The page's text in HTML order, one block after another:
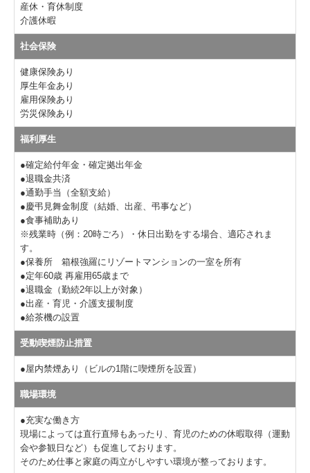
産休・育休制度
介護休暇
社会保険
健康保険あり
厚生年金あり
雇用保険あり
労災保険あり
福利厚生
●確定給付年金・確定拠出年金
●退職金共済
●通勤手当（全額支給）
●慶弔見舞金制度（結婚、出産、弔事など）
●食事補助あり
※残業時（例：20時ごろ）・休日出勤をする場合、適応されま
す。
●保養所 箱根強羅にリゾートマンションの一室を所有
●定年60歳 再雇用65歳まで
●退職金（勤続2年以上が対象）
●出産・育児・介護支援制度
●給茶機の設置
受動喫煙防止措置
●屋内禁煙あり（ビルの1階に喫煙所を設置）
職場環境
●充実な働き方
現場によっては直行直帰もあったり、育児のための休暇取得（運動
会や参観日など）も促進しております。
そのため仕事と家庭の両立がしやすい環境が整っております。